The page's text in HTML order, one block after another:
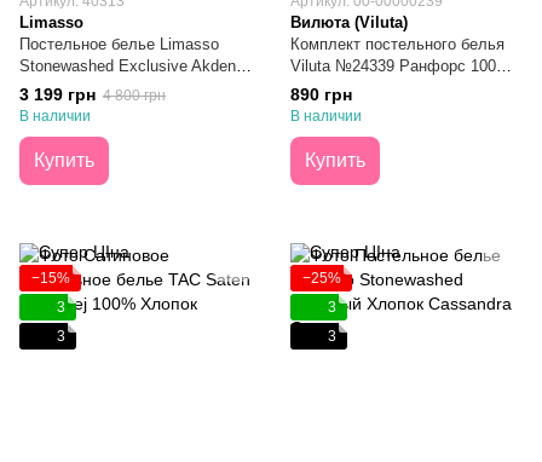
Limasso
Постельное белье Limasso
Stonewashed Exclusive Akdeniz
Krem Вареный Хлопок
Полуторный
3 199 грн 4 800 грн
В наличии
Купить
Вилюта (Viluta)
Комплект постельного белья
Viluta №24339 Ранфорс 100%
Хлопок Полуторный
890 грн
В наличии
Купить
−15%
3
3
−25%
3
3